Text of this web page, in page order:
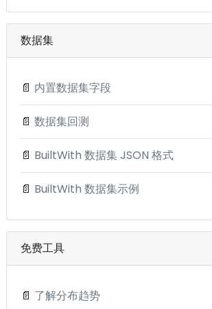
数据集
📄 内置数据集字段
📄 数据集回测
📄 BuiltWith 数据集 JSON 格式
📄 BuiltWith 数据集示例
免费工具
📄 了解分布趋势